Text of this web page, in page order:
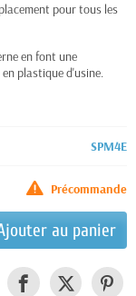
pour tous les
en font une
plastique d'usine.
SPM4E
Précommande
au panier